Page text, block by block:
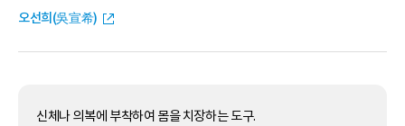
오선희(吳宣希)
신체나 의복에 부착하여 몸을 치장하는 도구.